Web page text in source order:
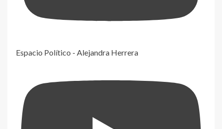
Espacio Político - Alejandra Herrera